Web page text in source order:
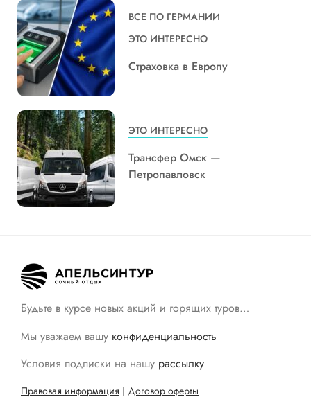
ВСЕ ПО ГЕРМАНИИ
ЭТО ИНТЕРЕСНО
Страховка в Европу
ЭТО ИНТЕРЕСНО
Трансфер Омск —
Петропавловск
Будьте в курсе новых акций и горящих туров…
Мы уважаем вашу конфиденциальность
Условия подписки на нашу рассылку
Правовая информация | Договор оферты